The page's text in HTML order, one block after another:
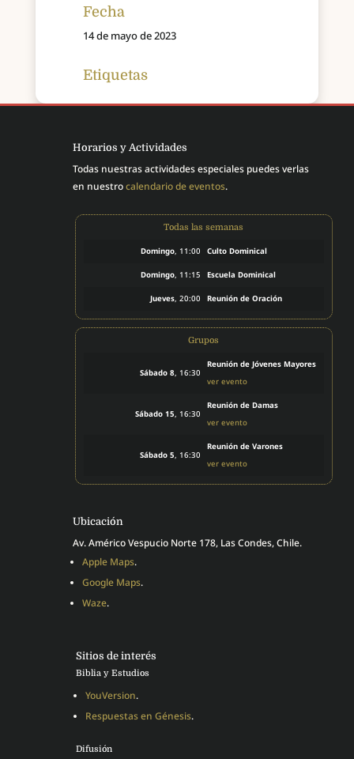
Fecha
14 de mayo de 2023
Etiquetas
Horarios y Actividades
Todas nuestras actividades especiales puedes verlas
en nuestrocalendario de eventos.
Todas las semanas
Domingo, 11:00 Culto Dominical
Domingo, 11:15 Escuela Dominical
Jueves, 20:00 Reunión de Oración
Grupos
Sábado 8 , 16:30
Reunión de Jóvenes Mayores
ver evento
Sábado 15 , 16:30
Reunión de Damas
ver evento
Sábado 5 , 16:30
Reunión de Varones
ver evento
Ubicación
Av. Américo Vespucio Norte 178, Las Condes, Chile.
Apple Maps.
Google Maps.
Waze.
Sitios de interés
Biblia y Estudios
YouVersion.
Respuestas en Génesis.
Difusión